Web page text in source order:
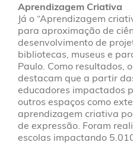
Aprendizagem Criativa
Já o “Aprendizagem
para aproximação de
desenvolvimento de
bibliotecas, museus e
Paulo. Como resultados,
destacam que a partir
educadores impactados
outros espaços como
aprendizagem criativa
de expressão. Foram
escolas impactando